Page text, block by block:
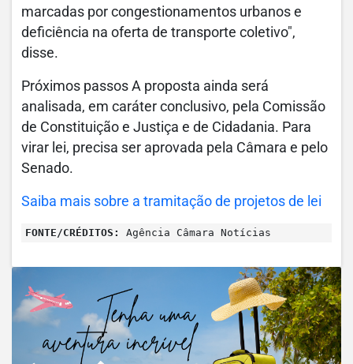
marcadas por congestionamentos urbanos e
deficiência na oferta de transporte coletivo",
disse.
Próximos passos A proposta ainda será
analisada, em caráter conclusivo, pela Comissão
de Constituição e Justiça e de Cidadania. Para
virar lei, precisa ser aprovada pela Câmara e pelo
Senado.
Saiba mais sobre a tramitação de projetos de lei
FONTE/CRÉDITOS: Agência Câmara Notícias